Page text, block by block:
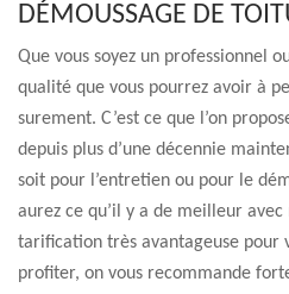
DÉMOUSSAGE DE
Que vous soyez un professionnel
qualité que vous pourrez avoir à
surement. C’est ce que l’on
depuis plus d’une décennie
soit pour l’entretien ou pour le
aurez ce qu’il y a de meilleur
tarification très avantageuse pour
profiter, on vous recommande